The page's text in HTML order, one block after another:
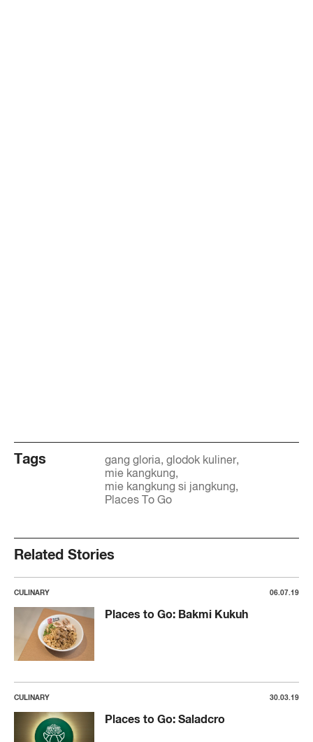
Tags gang gloria glodok kuliner
mie kangkung
mie kangkung si jangkung
Places To Go
Related Stories
CULINARY 06.07.19
Places to Go: Bakmi Kukuh
CULINARY 30.03.19
Places to Go: Saladcro